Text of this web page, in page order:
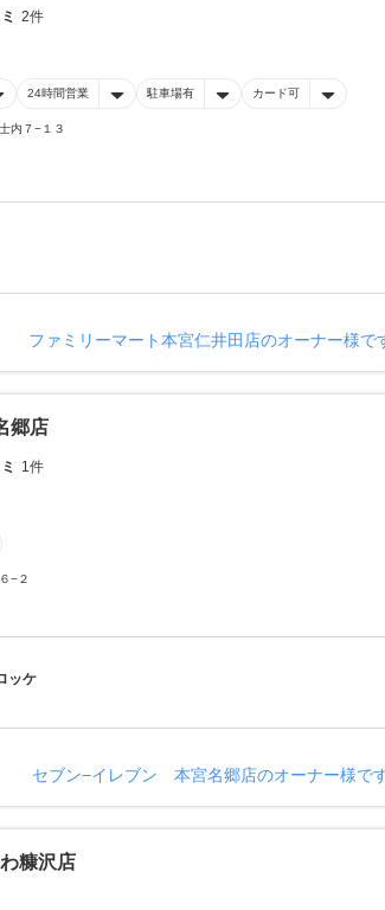
2件
24時間営業 駐車場有 カード可
内７−１３
ファミリーマート本宮仁井田店のオーナー様で
郷店
1件
−２
ッケ
セブン−イレブン 本宮名郷店のオーナー様で
糠沢店